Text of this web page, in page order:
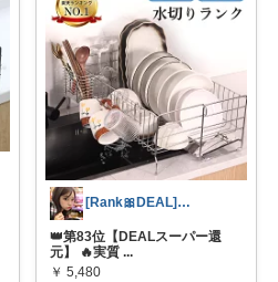
[Rank🎀DEAL]毎日コレ＠ano
👑第83位【DEALスーパー還
元】 🔥実質 ...
￥ 5,480